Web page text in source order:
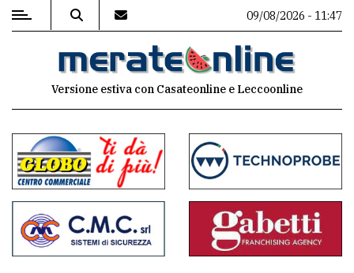
MENU
commenti
Contenuti
del
sito
09/08/2026 - 11:47
Versione estiva con Casateonline e Leccoonline